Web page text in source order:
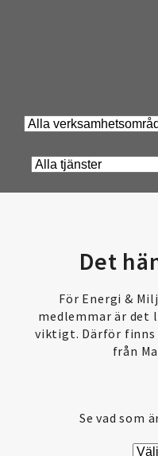
Det
För Energi &
medlemmar är
viktigt. Därför finns
från
Se vad som